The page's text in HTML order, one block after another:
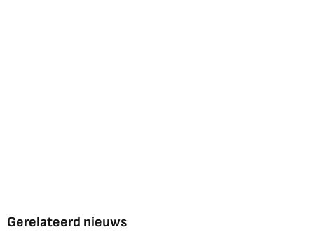
Gerelateerd nieuws